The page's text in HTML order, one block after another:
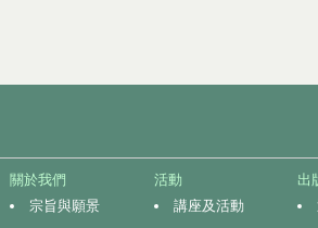
關於我們
宗旨與願景
活動
講座及活動
出